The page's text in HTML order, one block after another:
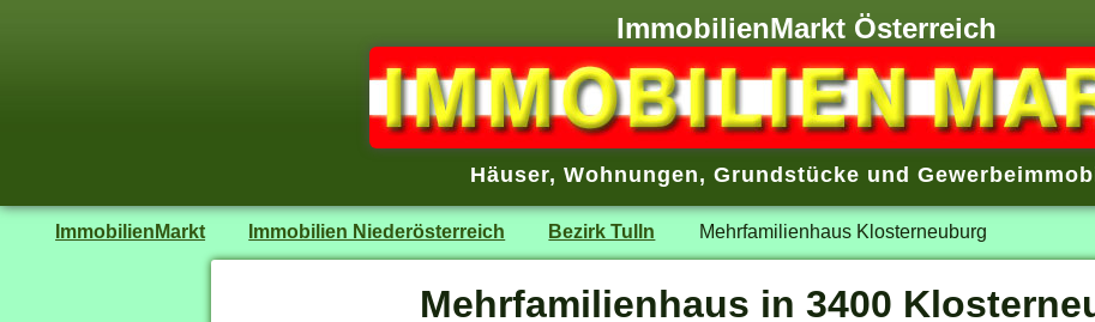
ImmobilienMarkt Österreich
Häuser, Wohnungen, Grundstücke und
ImmobilienMarkt Immobilien Niederösterreich Bezirk Tulln Mehrfamilienhaus Klosterneuburg
Mehrfamilienhaus in 3400